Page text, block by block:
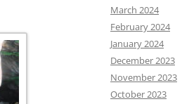
March 2024
February 2024
January 2024
December 2023
November 2023
October 2023